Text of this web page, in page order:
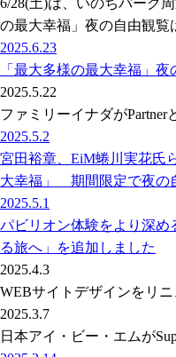
の最大幸福」夜の自由観覧
2025.6.23
「最大多様の最大幸福」
2025.5.22
ファミリーイナダが
2025.5.2
宮田裕章、EiM蜷川実花氏
大幸福」 期間限定で夜の
2025.5.1
パビリオン体験をより深
る旅へ」を追加しました
2025.4.3
WEBサイトデザインをリニ
2025.3.7
日本アイ・ビー・エムが